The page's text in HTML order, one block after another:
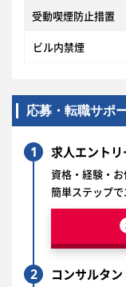
受動喫煙防止措置
ビル内禁煙
応募・転職サポ
1 求人エントリ
資格・経験・
簡単ステップで
2 コンサルタ